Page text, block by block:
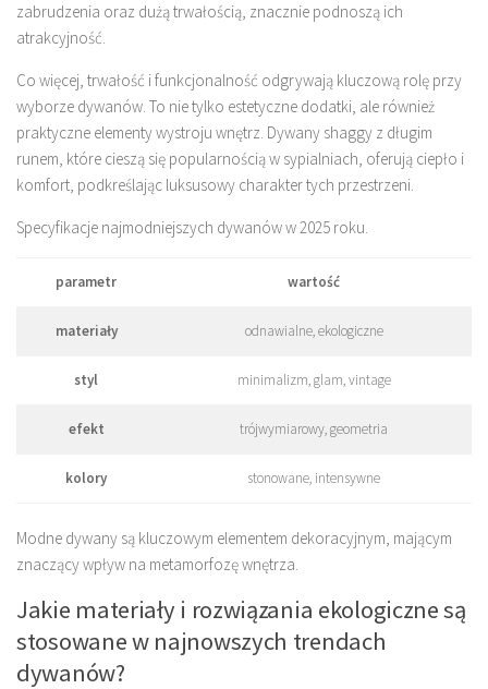
zabrudzenia oraz dużą trwałością, znacznie podnoszą ich
atrakcyjność.
Co więcej, trwałość i funkcjonalność odgrywają kluczową rolę przy
wyborze dywanów. To nie tylko estetyczne dodatki, ale również
praktyczne elementy wystroju wnętrz. Dywany shaggy z długim
runem, które cieszą się popularnością w sypialniach, oferują ciepło i
komfort, podkreślając luksusowy charakter tych przestrzeni.
Specyfikacje najmodniejszych dywanów w 2025 roku.
parametr wartość
materiały odnawialne, ekologiczne
styl minimalizm, glam, vintage
efekt trójwymiarowy, geometria
kolory stonowane, intensywne
Modne dywany są kluczowym elementem dekoracyjnym, mającym
znaczący wpływ na metamorfozę wnętrza.
Jakie materiały i rozwiązania ekologiczne są
stosowane w najnowszych trendach
dywanów?